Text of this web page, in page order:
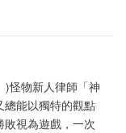
)怪物新人律師「神
總能以獨特的觀點
視為遊戲，一次